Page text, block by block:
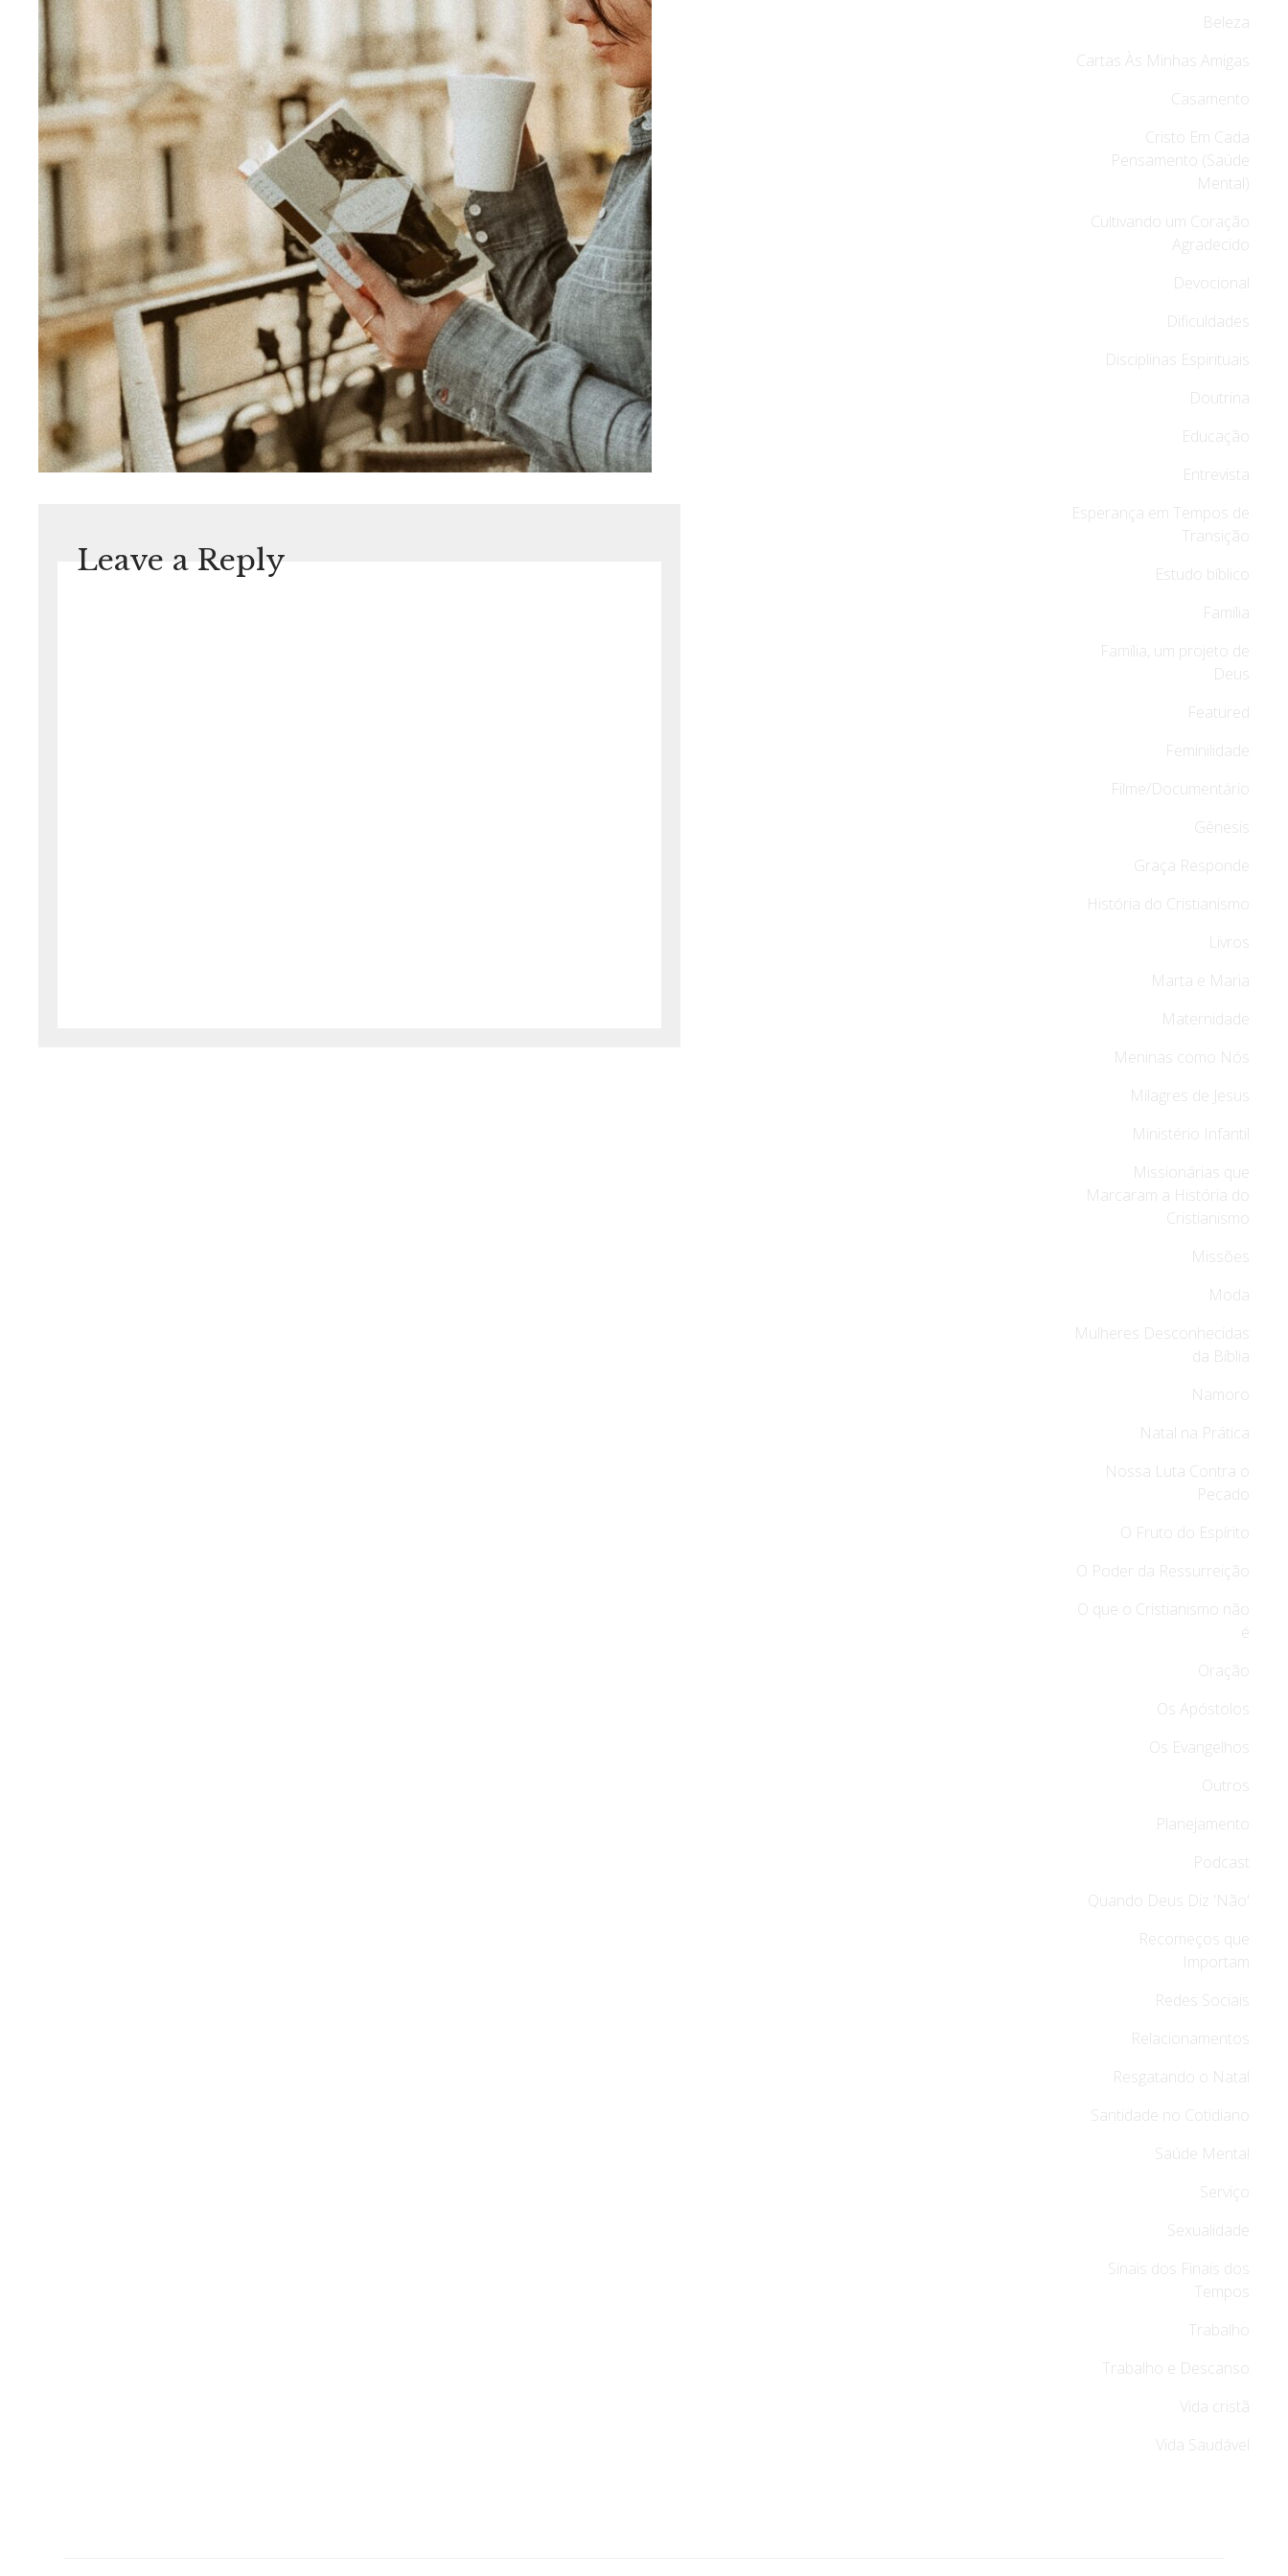
Leave a Reply
Beleza
Cartas Às Minhas Amigas
Casamento
Cristo Em Cada
Pensamento (Saúde
Mental)
Cultivando um Coração
Agradecido
Devocional
Dificuldades
Disciplinas Espirituais
Doutrina
Educação
Entrevista
Esperança em Tempos de
Transição
Estudo bíblico
Família
Família, um projeto de
Deus
Featured
Feminilidade
Filme/Documentário
Gênesis
Graça Responde
História do Cristianismo
Livros
Marta e Maria
Maternidade
Meninas como Nós
Milagres de Jesus
Ministério Infantil
Missionárias que
Marcaram a História do
Cristianismo
Missões
Moda
Mulheres Desconhecidas
da Bíblia
Namoro
Natal na Prática
Nossa Luta Contra o
Pecado
O Fruto do Espírito
O Poder da Ressurreição
O que o Cristianismo não
é
Oração
Os Apóstolos
Os Evangelhos
Outros
Planejamento
Podcast
Quando Deus Diz 'Não'
Recomeços que
Importam
Redes Sociais
Relacionamentos
Resgatando o Natal
Santidade no Cotidiano
Saúde Mental
Serviço
Sexualidade
Sinais dos Finais dos
Tempos
Trabalho
Trabalho e Descanso
Vida cristã
Vida Saudável